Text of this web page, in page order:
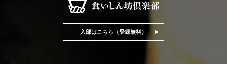
入部はこちら（登録無料）